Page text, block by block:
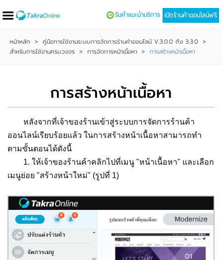
เปิดร้านค้าออนไลน์ฟรี
รับคำแนะนำบริการ
หน้าหลัก > คู่มือการใช้งานระบบการจัดการร้านค้าออนไลน์ V.3.0.0 ถึง 3.3.0 >
สำหรับการใช้งานครบวงจร > การจัดการหน้าเนื้อหา > การสร้างหน้าเนื้อหา
การสร้างหน้าเนื้อหา
หลังจากที่เจ้าของร้านเข้าสู่ระบบการจัดการร้านค้า
ออนไลน์เรียบร้อยแล้ว ในการสร้างหน้าเนื้อหาสามารถทำ
ตามขั้นตอนได้ดังนี้
1. ให้เจ้าของร้านค้าคลิกไปที่เมนู "หน้าเนื้อหา" และเลือก
เมนูย่อย "สร้างหน้าใหม่" (รูปที่ 1)